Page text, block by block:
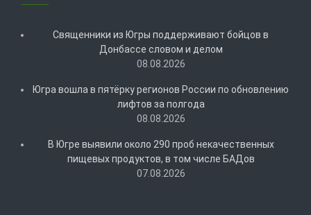
Священники из Югры поддерживают бойцов в
Донбассе словом и делом
08.08.2026
Югра вошла в пятёрку регионов России по обновлению
лифтов за полгода
08.08.2026
В Югре выявили около 290 проб некачественных
пищевых продуктов, в том числе БАДов
07.08.2026